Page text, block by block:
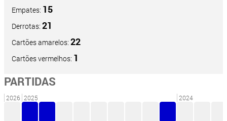
Empates: 15
Derrotas: 21
Cartões amarelos: 22
Cartões vermelhos: 1
PARTIDAS
2026 2025 2024